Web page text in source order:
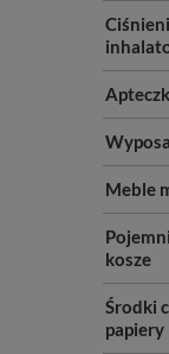
Meble
kosze
Środki
papiery